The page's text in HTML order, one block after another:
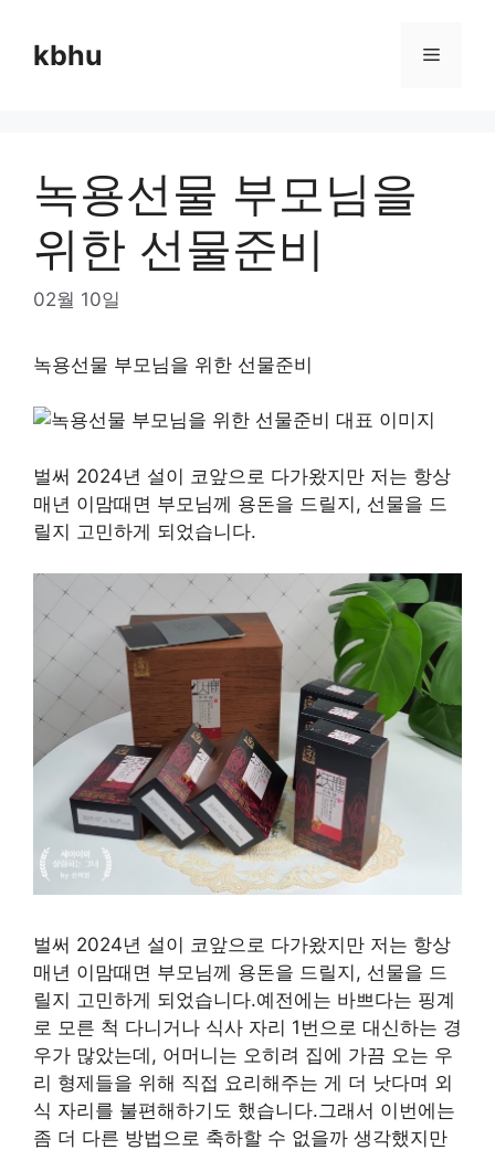
contentkbhu Menu
녹용선물 부모님을
위한 선물준비
02월 10일
녹용선물 부모님을 위한 선물준비
벌써 2024년 설이 코앞으로 다가왔지만 저는 항상
매년 이맘때면 부모님께 용돈을 드릴지, 선물을 드
릴지 고민하게 되었습니다.
벌써 2024년 설이 코앞으로 다가왔지만 저는 항상
매년 이맘때면 부모님께 용돈을 드릴지, 선물을 드
릴지 고민하게 되었습니다.예전에는 바쁘다는 핑계
로 모른 척 다니거나 식사 자리 1번으로 대신하는 경
우가 많았는데, 어머니는 오히려 집에 가끔 오는 우
리 형제들을 위해 직접 요리해주는 게 더 낫다며 외
식 자리를 불편해하기도 했습니다.그래서 이번에는
좀 더 다른 방법으로 축하할 수 없을까 생각했지만